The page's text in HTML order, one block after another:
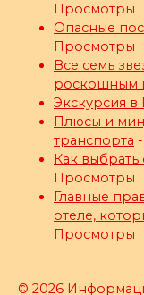
Просмотры
Опасные
Просмотры
Все семь
роскошным
Экскурсия в
Плюсы и
транспорта
Как выбрать
Просмотры
Главные
отеле,
Просмотры
© 2026